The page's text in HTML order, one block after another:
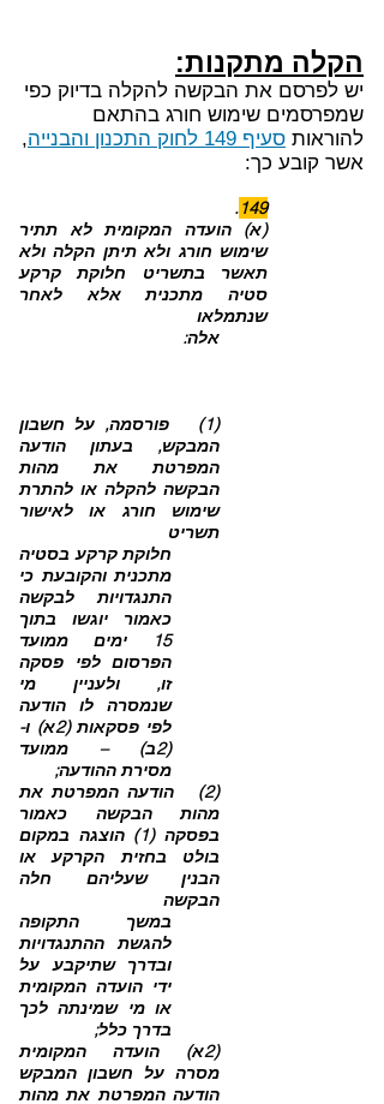
הקלה מתקנות:
יש לפרסם את הבקשה להקלה בדיוק כפי
שמפרסמים שימוש חורג בהתאם
להוראות סעיף 149 לחוק התכנון והבנייה
,
אשר קובע כך:
149
.
(א) הועדה המקומית לא תתיר
שימוש חורג ולא תיתן הקלה ולא
תאשר בתשריט חלוקת קרקע
סטיה מתכנית אלא לאחר
שנתמלאו
אלה:
(1) פורסמה, על חשבון
המבקש, בעתון הודעה
המפרטת את מהות
הבקשה להקלה או להתרת
שימוש חורג או לאישור
תשריט
חלוקתקרקע בסטיה
מתכנית והקובעת כי
התנגדויות לבקשה
כאמור יוגשו בתוך
15 ימים ממועד
הפרסום לפי פסקה
זו, ולעניין מי
שנמסרה לו הודעה
לפי פסקאות (2א) ו-
(2ב) – ממועד
מסירת ההודעה;
(2) הודעה המפרטת את
מהות הבקשה כאמור
בפסקה (1) הוצגה במקום
בולט בחזית הקרקע או
הבנין שעליהם חלה
הבקשה
במשך התקופה
להגשת ההתנגדויות
ובדרך שתיקבע על
ידי הועדה המקומית
או מי שמינתה לכך
בדרך כלל;
(2א) הועדה המקומית
מסרה על חשבון המבקש
הודעה המפרטת את מהות